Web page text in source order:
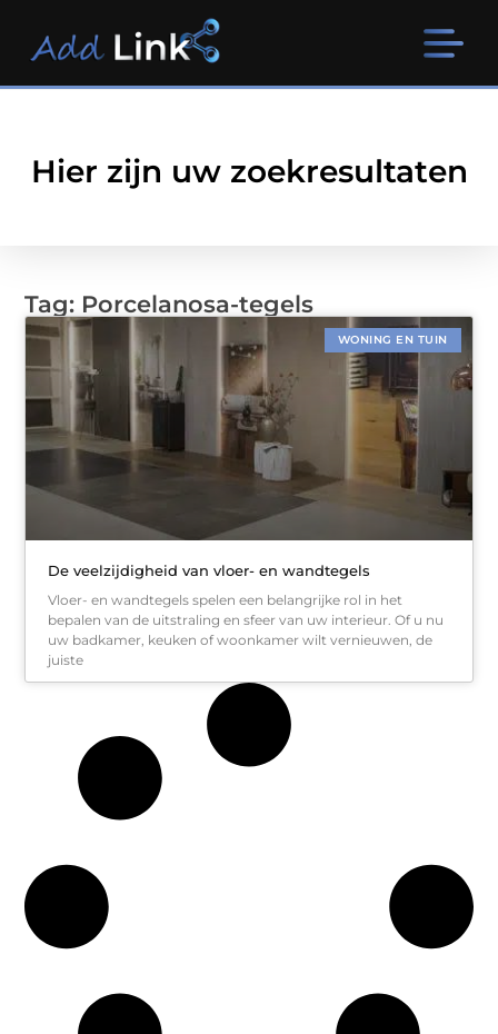
Hier zijn uw zoekresultaten
Tag: Porcelanosa-tegels
WONING EN TUIN
De veelzijdigheid van vloer- en wandtegels
Vloer- en wandtegels spelen een belangrijke rol in het
bepalen van de uitstraling en sfeer van uw interieur. Of u nu
uw badkamer, keuken of woonkamer wilt vernieuwen, de
juiste